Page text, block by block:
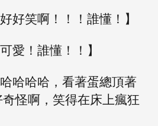
好笑啊！！！誰懂！】
愛！誰懂！！】
哈哈哈哈，看著蛋總頂著
怪啊，笑得在床上瘋狂